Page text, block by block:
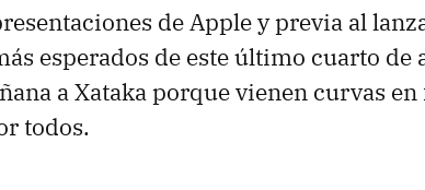
de Apple y previa al
esperados de este último cuarto de
a Xataka porque vienen curvas
todos.